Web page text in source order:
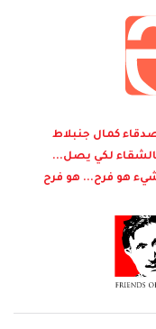
كمال جنبلاط
لكي يصل...
هو فرح... هو فرح